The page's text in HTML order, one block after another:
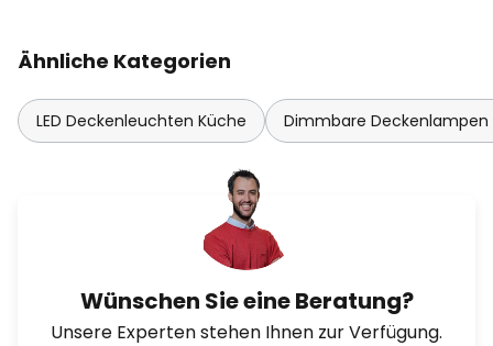
Ähnliche Kategorien
LED Deckenleuchten Küche Dimmbare
Wünschen Sie eine Beratung?
Unsere Experten stehen Ihnen zur Verfügung.